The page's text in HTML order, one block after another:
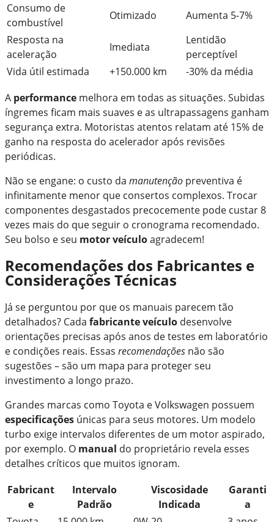
Consumo de
combustível
Otimizado
Aumenta 5-7%
Resposta na
aceleração
Imediata
Lentidão
perceptível
Vida útil estimada
+150.000 km
-30% da média
A performance melhora em todas as situações. Subidas
íngremes ficam mais suaves e as ultrapassagens ganham
segurança extra. Motoristas atentos relatam até 15% de
ganho na resposta do acelerador após revisões
periódicas.
Não se engane: o custo da manutenção preventiva é
infinitamente menor que consertos complexos. Trocar
componentes desgastados precocemente pode custar 8
vezes mais do que seguir o cronograma recomendado.
Seu bolso e seu motor veículoagradecem!
Recomendações dos Fabricantes e
Considerações Técnicas
Já se perguntou por que os manuais parecem tão
detalhados? Cada fabricante veículo desenvolve
orientações precisas após anos de testes em laboratório
e condições reais. Essas recomendações não são
sugestões – são um mapa para proteger seu
investimento a longo prazo.
Grandes marcas como Toyota e Volkswagen possuem
especificações únicas para seus motores. Um modelo
turbo exige intervalos diferentes de um motor aspirado,
por exemplo. O manual do proprietário revela esses
detalhes críticos que muitos ignoram.
Fabricant
e
Intervalo
Padrão
Viscosidade
Indicada
Garanti
a